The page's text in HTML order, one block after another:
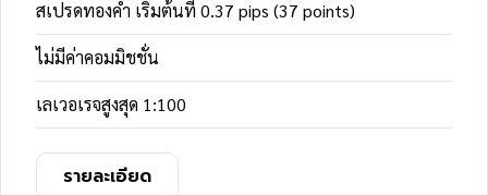
สเปรดทองคำ เริ่มต้นที่ 0.37 pips (37 points)
ไม่มีค่าคอมมิชชั่น
เลเวอเรจสูงสุด 1:100
รายละเอียด